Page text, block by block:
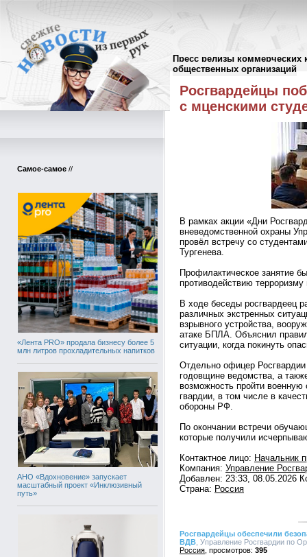
Пресс релизы коммерческих
общественных организаций
Самое-самое //
«Лента PRO» продала бизнесу более 5
млн литров прохладительных напитков
АНО «Вдохновение» запускает
масштабный проект «Инклюзивный
путь»
Пресс-релизы//
Росгвардейцы
с мценскими
В рамках акции «Дни
вневедомственной охраны
провёл встречу со
Тургенева.
Профилактическое занятие
противодействию терроризму
В ходе беседы росгвардеец
различных экстренных
взрывного устройства,
атаке БПЛА. Объяснил
ситуации, когда покинуть
Отдельно офицер
годовщине ведомства, а
возможность пройти
гвардии, в том числе в
обороны РФ.
По окончании встречи
которые получили
Контактное лицо: Начальник
Компания: Управление
Добавлен: 23:33, 08.05.2026
Страна: Россия
Росгвардейцы обеспечили
ВДВ , Управление Росгвардии по
Россия
395